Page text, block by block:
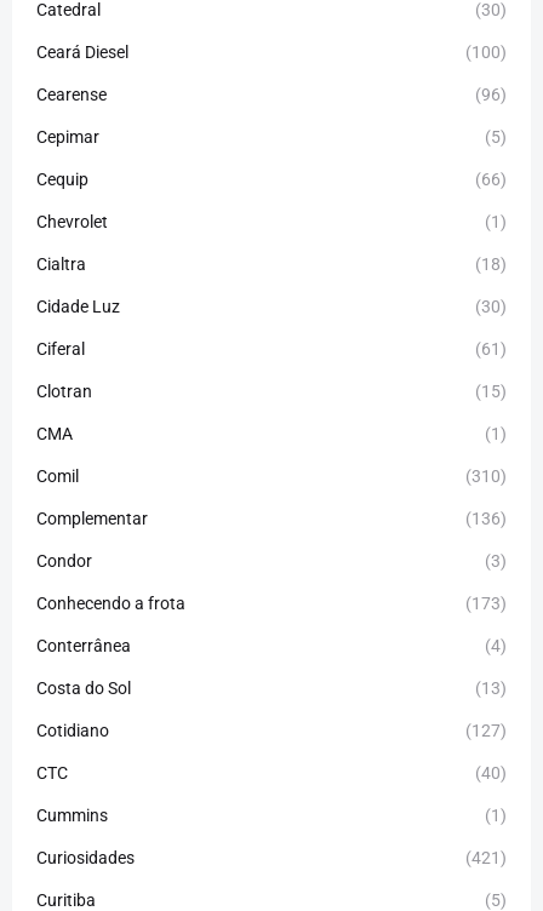
Catedral (30)
Ceará Diesel (100)
Cearense (96)
Cepimar (5)
Cequip (66)
Chevrolet (1)
Cialtra (18)
Cidade Luz (30)
Ciferal (61)
Clotran (15)
CMA (1)
Comil (310)
Complementar (136)
Condor (3)
Conhecendo a frota (173)
Conterrânea (4)
Costa do Sol (13)
Cotidiano (127)
CTC (40)
Cummins (1)
Curiosidades (421)
Curitiba (5)